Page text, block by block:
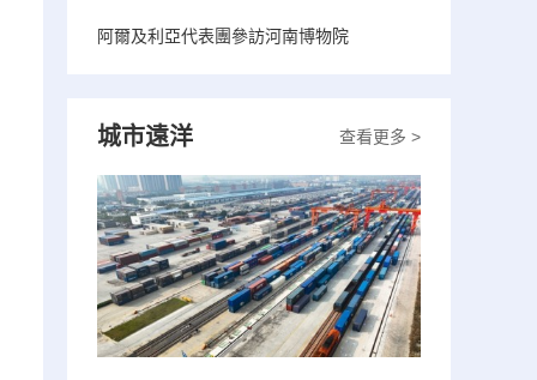
阿爾及利亞代表團參訪河南博物院
查看更多 >
城市遠洋